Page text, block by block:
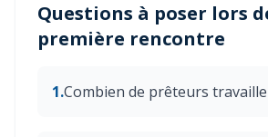
Questions à poser lors
première rencontre
1.Combien de prêteurs